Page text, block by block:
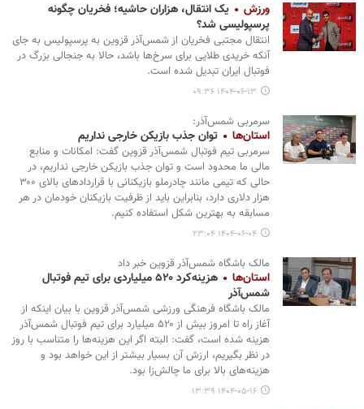
ورزش
یک انتقال، هزاران حاشیه؛ فخریان چگونه
پرسپولیسی شد؟
انتقال مجتبی فخریان از شمس‌آذر قزوین به پرسپولیس به جای
آنکه خریدی طلایی برای سرخ‌ها باشد، حالا به جنجالی بزرگ در
فوتبال ایران تبدیل شده است.
۱۴۰۴-۰۶-۱۳ ۰۹:۳۶
سرمربی شمس‌آذر:
استان‌ها توان جذب بازیکن خارجی نداریم
سرمربی تیم فوتبال شمس‌آذر قزوین گفت: امکانات و منابع
مالی ما محدود است و توان جذب بازیکن خارجی نداریم، در
حالی که تیمی مانند چادرملو بازیکنانی با قراردادهای بالای ۳۰۰
هزار دلاری دارد، بنابراین باید از ظرفیت بازیکنان خودمان در هر
مسابقه به بهترین شکل استفاده کنیم.
۱۴۰۴-۰۶-۰۴ ۲۳:۰۴
مالک باشگاه شمس‌آذر قزوین خبر داد
استان‌ها
هزینه‌کرد ۵۲۰ میلیاردی برای تیم فوتبال
شمس‌آذر
مالک باشگاه فرهنگی ورزشی شمس‌آذر قزوین با بیان اینکه از
آغاز راه تا امروز بیش از ۵۲۰ میلیارد برای تیم فوتبال شمس‌آذر
هزینه شده است، گفت: البته اگر این هزینه‌ها را متناسب با روز
در نظر بگیریم، ارزش آن بسیار بیشتر از این خواهد بود و
هزینه‌های بالا برای ما چالش‌زا بود.
۱۴۰۴-۰۵-۱۶ ۱۳:۳۹